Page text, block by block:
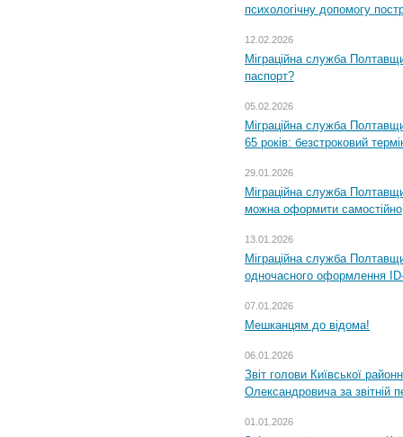
психологічну допомогу
12.02.2026
Міграційна служба
паспорт?
05.02.2026
Міграційна служба
65 років: безстроковий
29.01.2026
Міграційна служба
можна оформити самостійно
13.01.2026
Міграційна служба
одночасного оформлення
07.01.2026
Мешканцям до відома!
06.01.2026
Звіт голови Київської
Олександровича за звітній
01.01.2026